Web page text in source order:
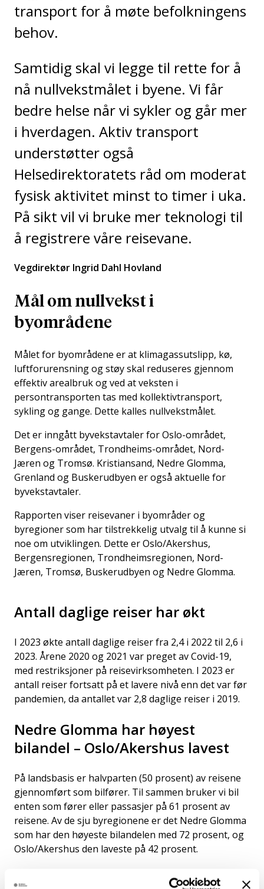
transport for å møte befolkningens
behov.
Samtidig skal vi legge til rette for å
nå nullvekstmålet i byene. Vi får
bedre helse når vi sykler og går mer
i hverdagen. Aktiv transport
understøtter også
Helsedirektoratets råd om moderat
fysisk aktivitet minst to timer i uka.
På sikt vil vi bruke mer teknologi til
å registrere våre reisevane.
Vegdirektør Ingrid Dahl Hovland
Mål om nullvekst i
byområdene
Målet for byområdene er at klimagassutslipp, kø,
luftforurensning og støy skal reduseres gjennom
effektiv arealbruk og ved at veksten i
persontransporten tas med kollektivtransport,
sykling og gange. Dette kalles nullvekstmålet.
Det er inngått byvekstavtaler for Oslo-området,
Bergens-området, Trondheims-området, Nord-
Jæren og Tromsø. Kristiansand, Nedre Glomma,
Grenland og Buskerudbyen er også aktuelle for
byvekstavtaler.
Rapporten viser reisevaner i byområder og
byregioner som har tilstrekkelig utvalg til å kunne si
noe om utviklingen. Dette er Oslo/Akershus,
Bergensregionen, Trondheimsregionen, Nord-
Jæren, Tromsø, Buskerudbyen og Nedre Glomma.
Antall daglige reiser har økt
I 2023 økte antall daglige reiser fra 2,4 i 2022 til 2,6 i
2023. Årene 2020 og 2021 var preget av Covid-19,
med restriksjoner på reisevirksomheten. I 2023 er
antall reiser fortsatt på et lavere nivå enn det var før
pandemien, da antallet var 2,8 daglige reiser i 2019.
Nedre Glomma har høyest
bilandel – Oslo/Akershus lavest
På landsbasis er halvparten (50 prosent) av reisene
gjennomført som bilfører. Til sammen bruker vi bil
enten som fører eller passasjer på 61 prosent av
reisene. Av de sju byregionene er det Nedre Glomma
som har den høyeste bilandelen med 72 prosent, og
Oslo/Akershus den laveste på 42 prosent.
Størst andel av reisene er foretatt